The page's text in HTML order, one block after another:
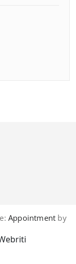
Appointment by